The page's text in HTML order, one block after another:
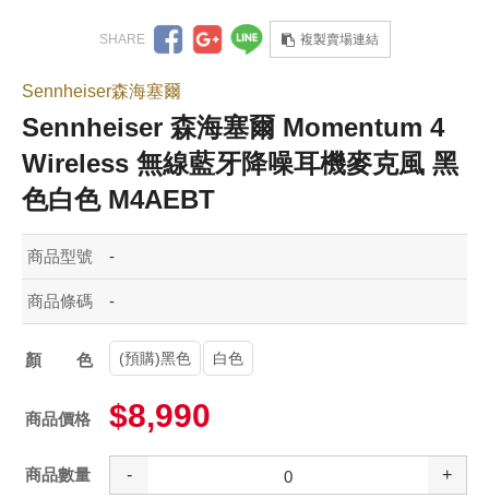
複製賣場連結
Sennheiser森海塞爾
Sennheiser 森海塞爾 Momentum 4
Wireless 無線藍牙降噪耳機麥克風 黑
色白色 M4AEBT
商品型號 -
商品條碼 -
顏色(預購)黑色 白色
商品價格 $8,990
商品數量 - +